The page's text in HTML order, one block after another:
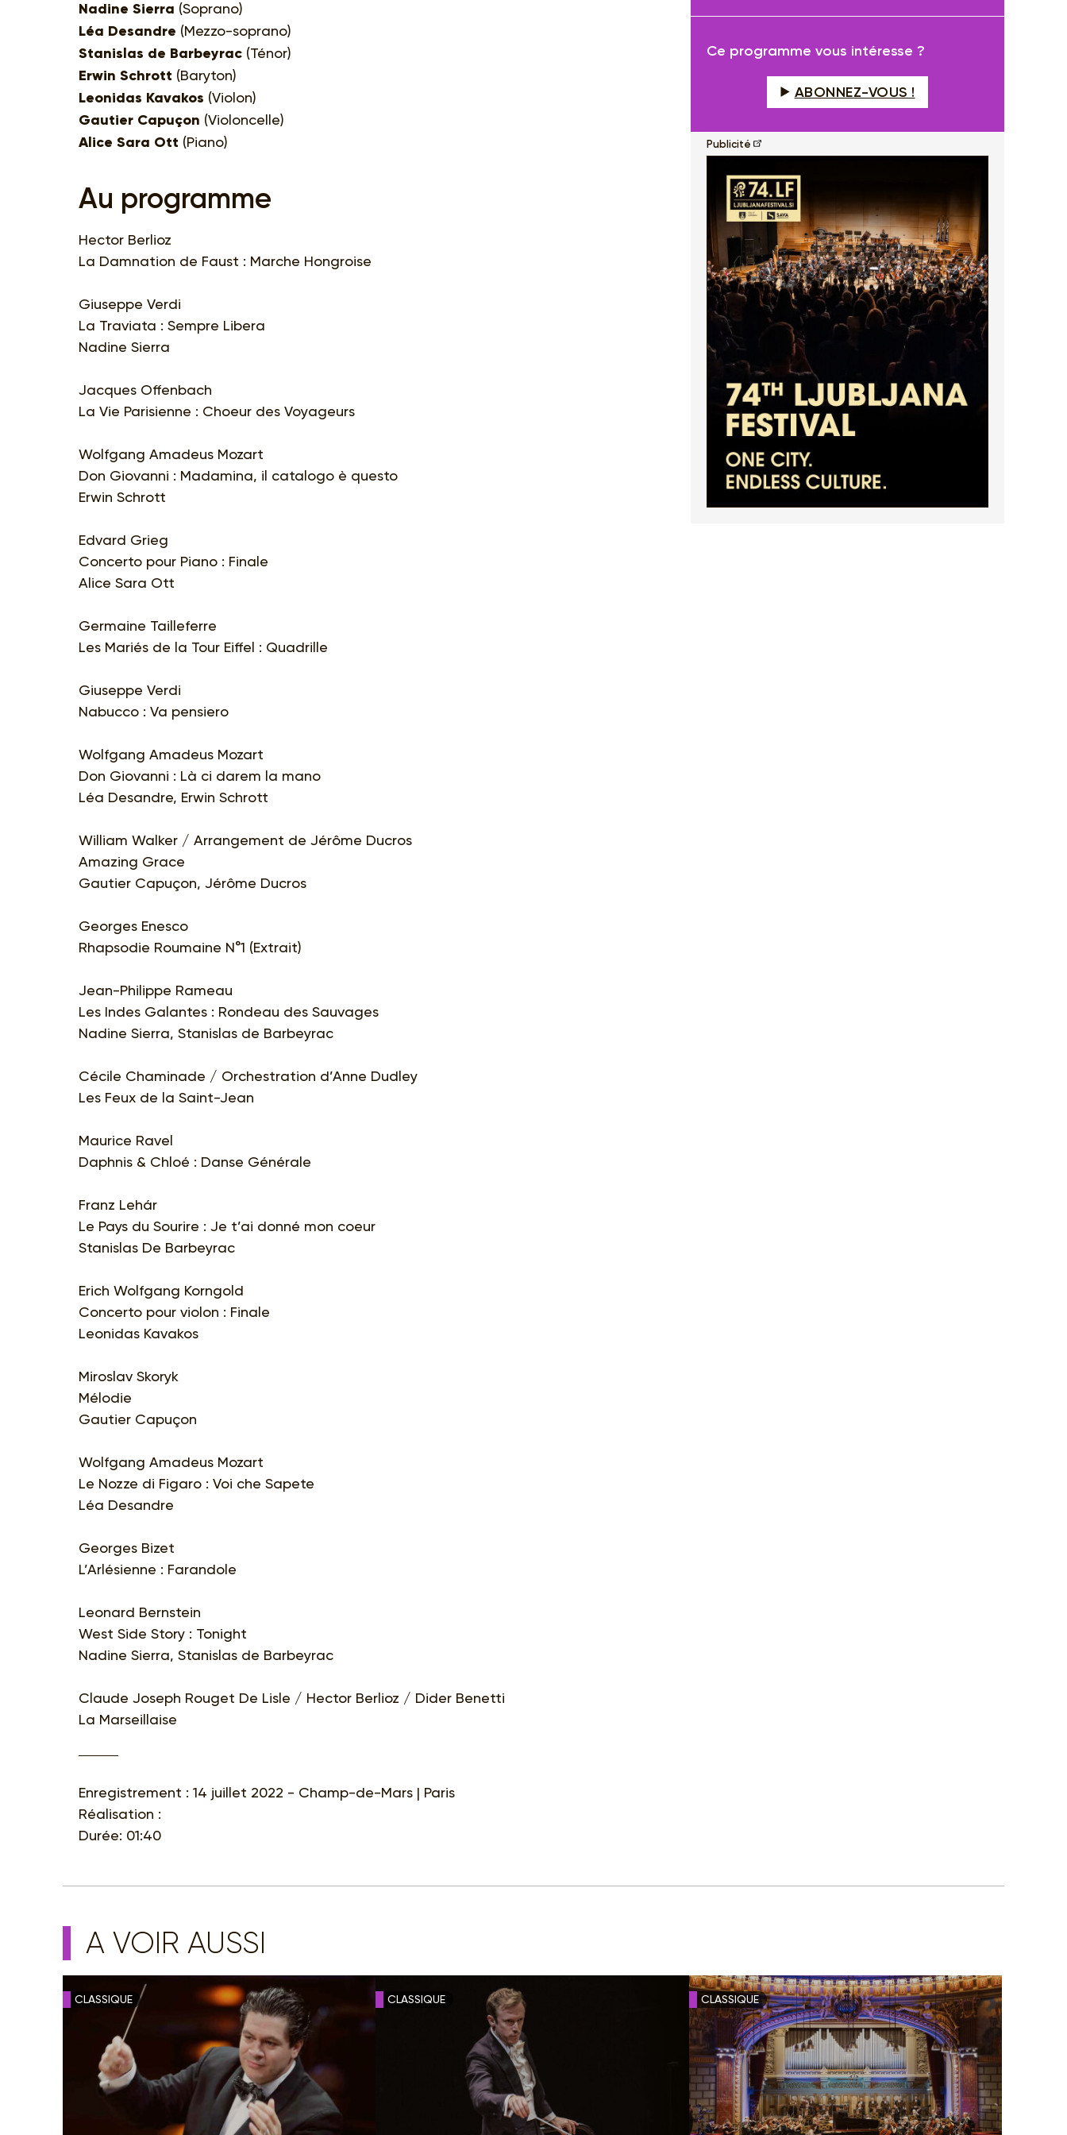
Nadine Sierra (Soprano)
Léa Desandre (Mezzo-soprano)
Stanislas de Barbeyrac (Ténor)
Erwin Schrott (Baryton)
Leonidas Kavakos (Violon)
Gautier Capuçon (Violoncelle)
Alice Sara Ott (Piano)
Au programme
Hector Berlioz
La Damnation de Faust : Marche Hongroise
Giuseppe Verdi
La Traviata : Sempre Libera
Nadine Sierra
Jacques Offenbach
La Vie Parisienne : Choeur des Voyageurs
Wolfgang Amadeus Mozart
Don Giovanni : Madamina, il catalogo è questo
Erwin Schrott
Edvard Grieg
Concerto pour Piano : Finale
Alice Sara Ott
Germaine Tailleferre
Les Mariés de la Tour Eiffel : Quadrille
Giuseppe Verdi
Nabucco : Va pensiero
Wolfgang Amadeus Mozart
Don Giovanni : Là ci darem la mano
Léa Desandre, Erwin Schrott
William Walker / Arrangement de Jérôme Ducros
Amazing Grace
Gautier Capuçon, Jérôme Ducros
Georges Enesco
Rhapsodie Roumaine N°1 (Extrait)
Jean-Philippe Rameau
Les Indes Galantes : Rondeau des Sauvages
Nadine Sierra, Stanislas de Barbeyrac
Cécile Chaminade / Orchestration d’Anne Dudley
Les Feux de la Saint-Jean
Maurice Ravel
Daphnis & Chloé : Danse Générale
Franz Lehár
Le Pays du Sourire : Je t’ai donné mon coeur
Stanislas De Barbeyrac
Erich Wolfgang Korngold
Concerto pour violon : Finale
Leonidas Kavakos
Miroslav Skoryk
Mélodie
Gautier Capuçon
Wolfgang Amadeus Mozart
Le Nozze di Figaro : Voi che Sapete
Léa Desandre
Georges Bizet
L’Arlésienne : Farandole
Leonard Bernstein
West Side Story : Tonight
Nadine Sierra, Stanislas de Barbeyrac
Claude Joseph Rouget De Lisle / Hector Berlioz / Dider Benetti
La Marseillaise
Enregistrement : 14 juillet 2022 - Champ-de-Mars | Paris
Réalisation :
Durée: 01:40
fullscreen
Ce programme vous intéresse ?
ABONNEZ-VOUS !
Publicité
A VOIR AUSSI
CLASSIQUE CLASSIQUE CLASSIQUE